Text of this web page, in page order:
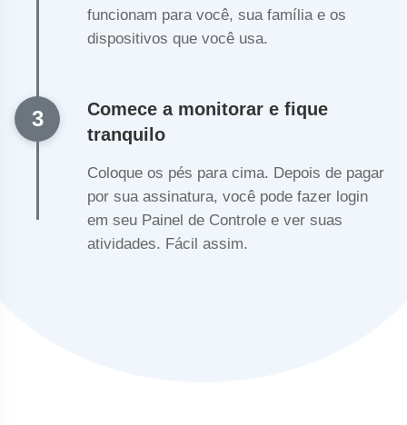
funcionam para você, sua família e os
dispositivos que você usa.
3
Comece a monitorar e fique
tranquilo
Coloque os pés para cima. Depois de pagar
por sua assinatura, você pode fazer login
em seu Painel de Controle e ver suas
atividades. Fácil assim.